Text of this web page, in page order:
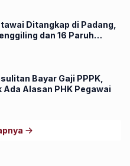
Ditangkap di Padang,
dan 16 Paruh
Bayar Gaji PPPK,
Ada Alasan PHK Pegawai